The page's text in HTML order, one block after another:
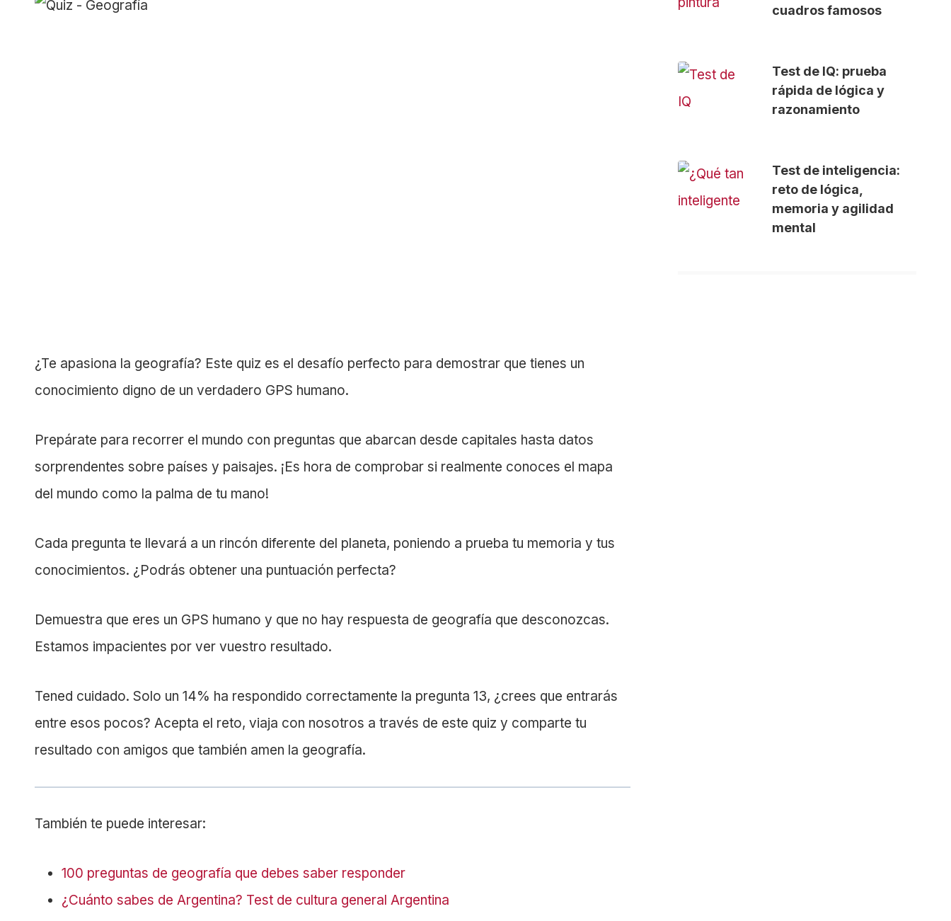
¿Te apasiona la geografía? Este quiz es el desafío perfecto para demostrar que tienes un
conocimiento digno de un verdadero GPS humano.
Prepárate para recorrer el mundo con preguntas que abarcan desde capitales hasta datos
sorprendentes sobre países y paisajes. ¡Es hora de comprobar si realmente conoces el mapa
del mundo como la palma de tu mano!
Cada pregunta te llevará a un rincón diferente del planeta, poniendo a prueba tu memoria y tus
conocimientos. ¿Podrás obtener una puntuación perfecta?
Demuestra que eres un GPS humano y que no hay respuesta de geografía que desconozcas.
Estamos impacientes por ver vuestro resultado.
Tened cuidado. Solo un 14% ha respondido correctamente la pregunta 13, ¿crees que entrarás
entre esos pocos? Acepta el reto, viaja con nosotros a través de este quiz y comparte tu
resultado con amigos que también amen la geografía.
También te puede interesar:
100 preguntas de geografía que debes saber responder
¿Cuánto sabes de Argentina? Test de cultura general Argentina
cuadros famosos
Test de IQ: prueba
rápida de lógica y
razonamiento
Test de inteligencia:
reto de lógica,
memoria y agilidad
mental